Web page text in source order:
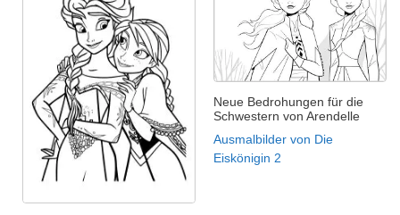
Neue Bedrohungen für die
Schwestern von Arendelle
Ausmalbilder von Die
Eiskönigin 2